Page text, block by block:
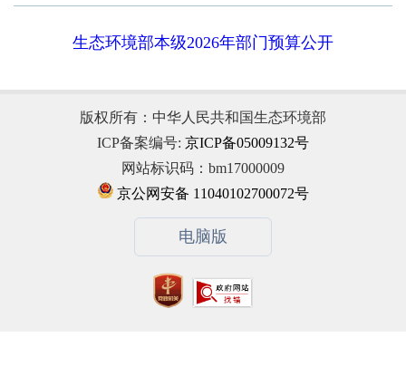
生态环境部本级2026年部门预算公开
版权所有：中华人民共和国生态环境部
ICP备案编号: 京ICP备05009132号
网站标识码：bm17000009
京公网安备 11040102700072号
电脑版